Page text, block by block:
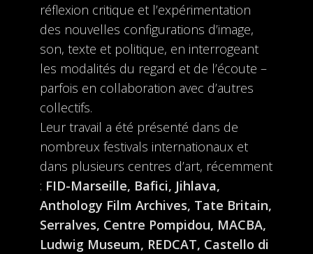
réflexion critique et l’expérimentation
des nouvelles configurations d’image,
son, texte et politique, en interrogeant
les modalités du regard et de l’écoute –
parfois en collaboration avec d’autres
collectifs.
Leur travail a été présenté dans de
nombreux festivals internationaux et
dans plusieurs centres d’art, récemment
: FID-Marseille, Bafici, Jihlava,
Anthology Film Archives, Tate Britain,
Serralves, Centre Pompidou, MACBA,
Ludwig Museum, REDCAT, Castello di